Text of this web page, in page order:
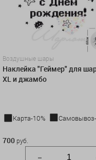
Воздушные шары
Наклейка "Геймер" для
XL и джамбо
Карта-10%
700 руб.